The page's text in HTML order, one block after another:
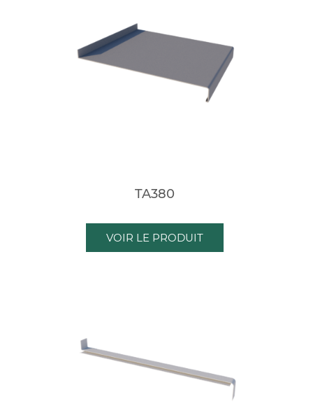
TA380
VOIR LE PRODUIT